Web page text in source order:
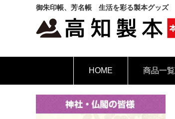
御朱印帳、芳名帳 生活を彩る製本グッズ
HOME 商品一覧